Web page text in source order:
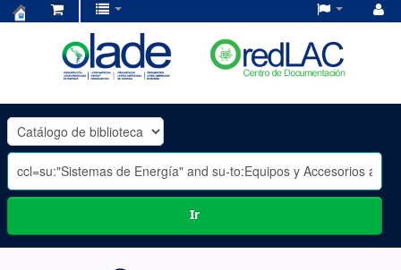
OLADE
-
Ir